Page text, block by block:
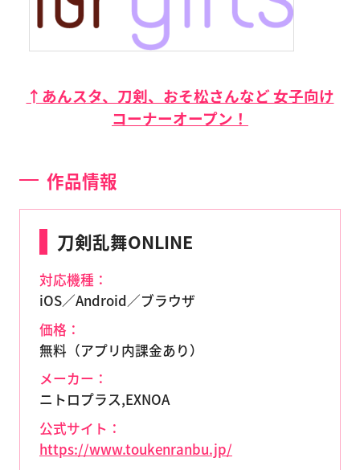
↑あんスタ、刀剣、おそ松さんなど 女子向け
コーナーオープン！
作品情報
刀剣乱舞ONLINE
対応機種：
iOS／Android／ブラウザ
価格：
無料（アプリ内課金あり）
メーカー：
ニトロプラス,EXNOA
公式サイト：
https://www.toukenranbu.jp/